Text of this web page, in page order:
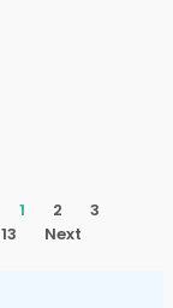
1 2
3
13 Next